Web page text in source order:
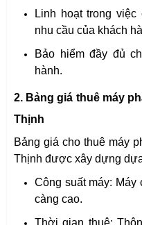
Linh hoạt trong
nhu cầu của khách
Bảo hiểm đầy đủ
hành.
2. Bảng giá thuê máy
Thịnh
Bảng giá cho thuê máy
Thịnh được xây dựng
Công suất máy: Máy
càng cao.
Thời gian thuê: